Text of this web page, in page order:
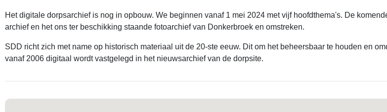
Het digitale dorpsarchief is nog in opbouw. We beginnen vanaf 1 mei 2024 met vijf hoofdthema's. De
archief en het ons ter beschikking staande fotoarchief van Donkerbroek en omstreken.
SDD richt zich met name op historisch materiaal uit de 20-ste eeuw. Dit om het beheersbaar te houden en
vanaf 2006 digitaal wordt vastgelegd in het nieuwsarchief van de dorpsite.